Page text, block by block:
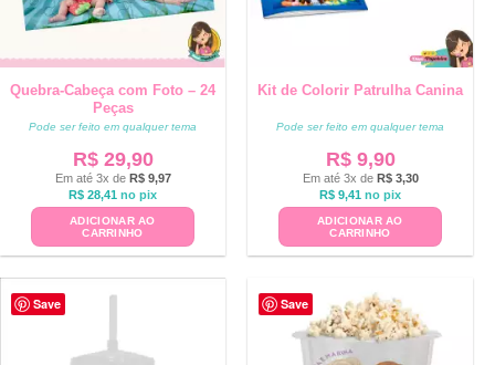
Quebra-Cabeça com Foto – 24
Peças
Pode ser feito em qualquer tema
R$29,90
Em até 3x de R$9,97
R$ 28,41 no pix
ADICIONAR AO
CARRINHO
Kit de Colorir Patrulha Canina
Pode ser feito em qualquer tema
R$9,90
Em até 3x de R$3,30
R$ 9,41 no pix
ADICIONAR AO
CARRINHO
Save Save